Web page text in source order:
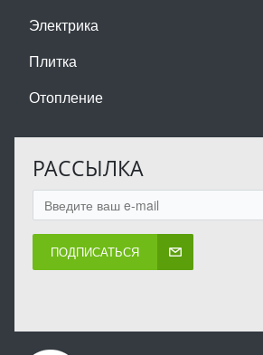
Электрика
Плитка
Отопление
РАССЫЛКА
ПОДПИСАТЬСЯ